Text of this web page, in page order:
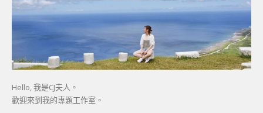
Hello, 我是CJ夫人。
歡迎來到我的專題工作室。